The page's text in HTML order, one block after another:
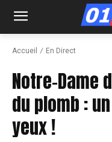
Accueil En Direct
Notre-Dame
du plomb :
yeux !